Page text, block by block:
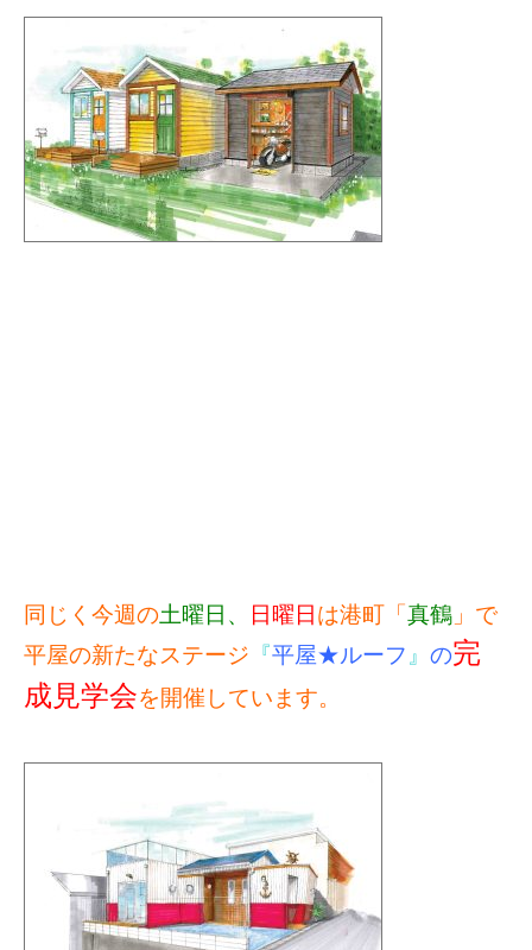
同じく今週の土曜日、 日曜日 は港町「 真鶴 」で
平屋の新たなステージ 『平屋★ルーフ 』 の完
成見学会を開催しています。